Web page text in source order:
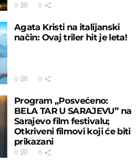
0 0
Agata Kristi na italijanski
način: Ovaj triler hit je leta!
0 0
Program „Posvećeno:
BELA TAR U SARAJEVU” na
Sarajevo film festivalu;
Otkriveni filmovi koji će biti
prikazani
0 0